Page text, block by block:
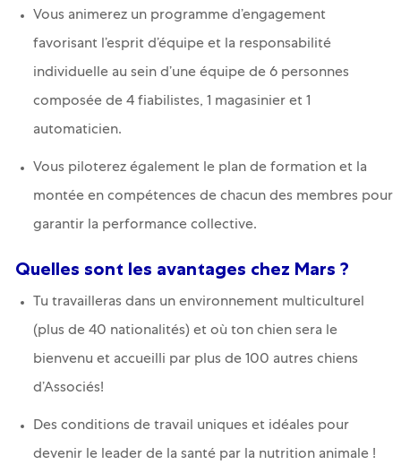
Vous animerez un programme d’engagement
favorisant l’esprit d’équipe et la responsabilité
individuelle au sein d’une équipe de 6 personnes
composée de 4 fiabilistes, 1 magasinier et 1
automaticien.
Vous piloterez également le plan de formation et la
montée en compétences de chacun des membres pour
garantir la performance collective.
Quelles sont les avantages chez Mars ?
Tu travailleras dans un environnement multiculturel
(plus de 40 nationalités) et où ton chien sera le
bienvenu et accueilli par plus de 100 autres chiens
d’Associés!
Des conditions de travail uniques et idéales pour
devenir le leader de la santé par la nutrition animale !